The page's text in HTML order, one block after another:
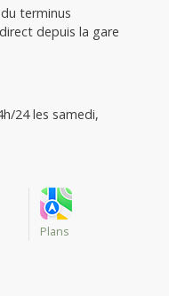
terminus
depuis la gare
24 les samedi,
Plans